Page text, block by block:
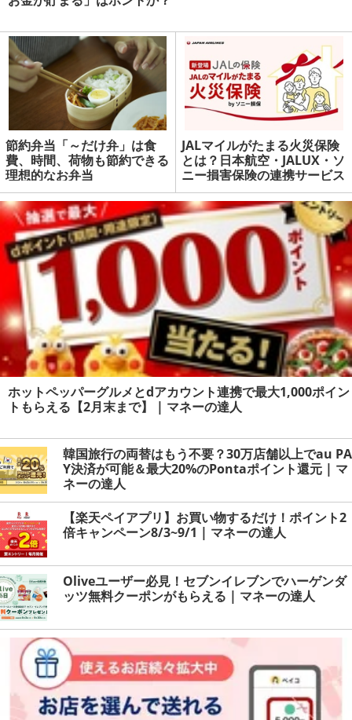
節約弁当「～だけ弁」は食
費、時間、荷物も節約できる
理想的なお弁当
JALマイルがたまる火災保険
とは？日本航空・JALUX・ソ
ニー損害保険の連携サービス
| マネーの達人
ホットペッパーグルメとdアカウント連携で最大1,000ポイン
トもらえる【2月末まで】 | マネーの達人
韓国旅行の両替はもう不要？30万店舗以上でau PA
Y決済が可能＆最大20%のPontaポイント還元 | マ
ネーの達人
【楽天ペイアプリ】お買い物するだけ！ポイント2
倍キャンペーン8/3~9/1 | マネーの達人
Oliveユーザー必見！セブンイレブンでハーゲンダ
ッツ無料クーポンがもらえる | マネーの達人